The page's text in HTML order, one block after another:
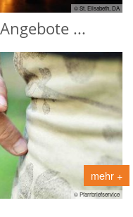
© St. Elisabeth, DA
...
mehr +
© Pfarrbriefservice